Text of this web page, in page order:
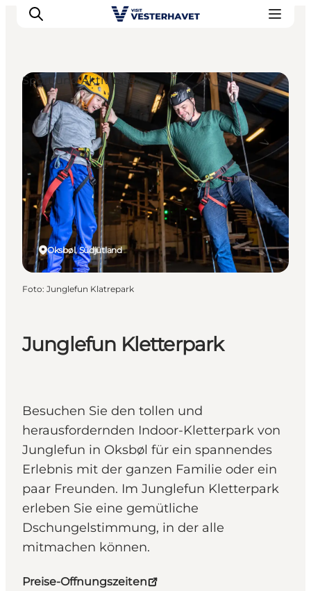
Events
Erlebnisse
Unsere Städte
Essen & Übernachtung
Tickets kaufen
Plane deine Reise
Junglefun Kletterpark
Besuchen Sie den tollen und
herausfordernden Indoor-Kletterpark von
Junglefun in Oksbøl für ein spannendes
Erlebnis mit der ganzen Familie oder ein
paar Freunden. Im Junglefun Kletterpark
erleben Sie eine gemütliche
Dschungelstimmung, in der alle
mitmachen können.
Preise-Offnungszeiten
Oksbøl, Südjütland
Sport und Aktivitäten
Foto: Junglefun Klatrepark